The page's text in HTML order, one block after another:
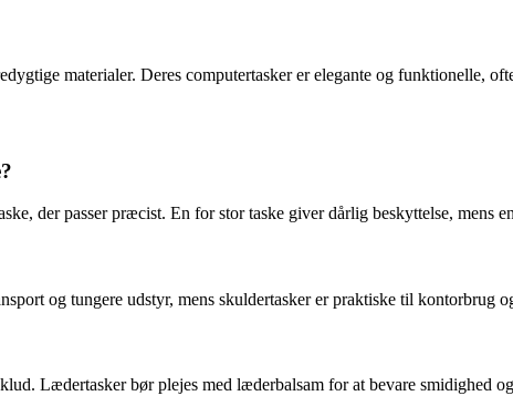
materialer. Deres computertasker er elegante og funktionelle,
der passer præcist. En for stor taske giver dårlig beskyttelse, mens
og tungere udstyr, mens skuldertasker er praktiske til kontorbrug
Lædertasker bør plejes med læderbalsam for at bevare smidighed